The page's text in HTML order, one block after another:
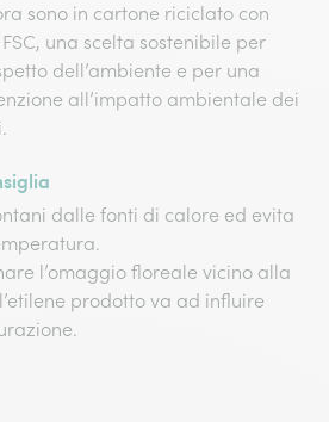
sono in cartone riciclato con
una scelta sostenibile per
dell’ambiente e per una
all’impatto ambientale dei
dalle fonti di calore ed evita
l’omaggio floreale vicino alla
prodotto va ad influire